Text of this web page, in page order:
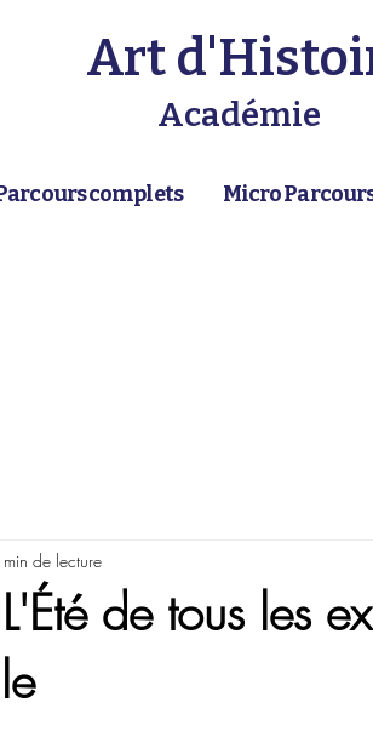
complets Micro
Académie
Art
de tous les
de lecture